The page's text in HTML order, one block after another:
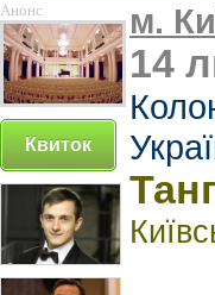
Анонс
Квиток
м.
14